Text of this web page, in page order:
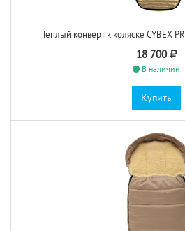
Теплый конверт к коляске CYBEX
18 700
В наличии
Купить